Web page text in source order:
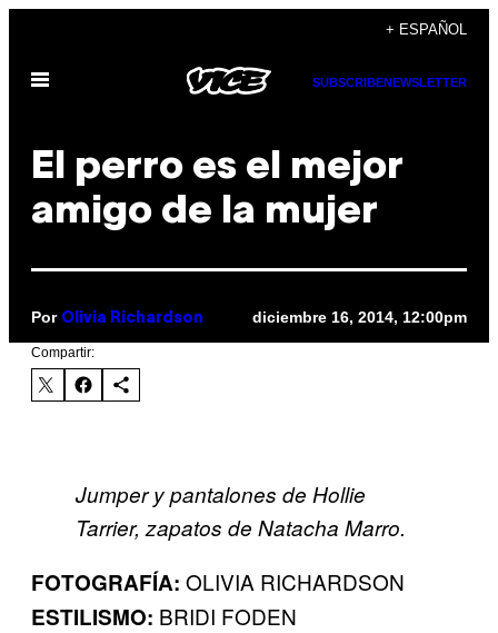
contenido
+ ESPAÑOL
Abrir
SUBSCRIBENEWSLETTER
El perro es el mejor
amigo de la mujer
Por Olivia Richardson diciembre 16, 2014, 12:00pm
Compartir:
Jumper y pantalones de Hollie
Tarrier, zapatos de Natacha Marro.
FOTOGRAFÍA: OLIVIA RICHARDSON
ESTILISMO: BRIDI FODEN